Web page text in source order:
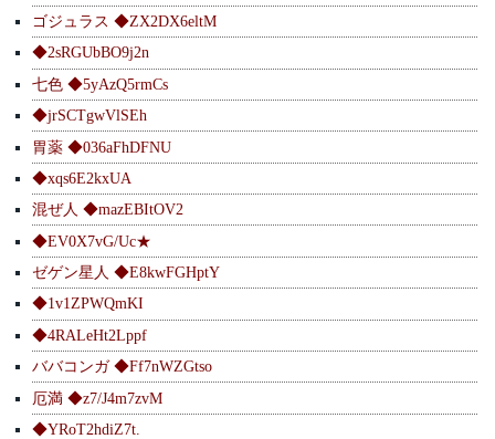
ゴジュラス ◆ZX2DX6eltM
◆2sRGUbBO9j2n
七色 ◆5yAzQ5rmCs
◆jrSCTgwVlSEh
胃薬 ◆036aFhDFNU
◆xqs6E2kxUA
混ぜ人 ◆mazEBItOV2
◆EV0X7vG/Uc★
ゼゲン星人 ◆E8kwFGHptY
◆1v1ZPWQmKI
◆4RALeHt2Lppf
ババコンガ ◆Ff7nWZGtso
厄満 ◆z7/J4m7zvM
◆YRoT2hdiZ7t.